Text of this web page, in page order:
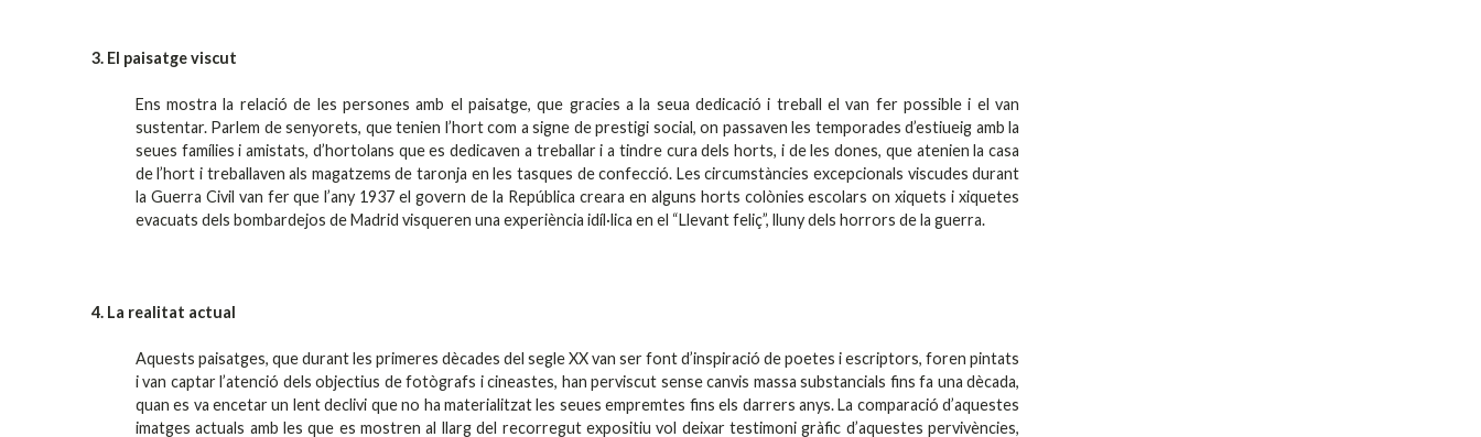
3. El paisatge viscut
Ens mostra la relació de les persones amb el paisatge, que gracies a la seua dedicació i treball el van fer possible i el van
sustentar. Parlem de senyorets, que tenien l’hort com a signe de prestigi social, on passaven les temporades d’estiueig amb la
seues famílies i amistats, d’hortolans que es dedicaven a treballar i a tindre cura dels horts, i de les dones, que atenien la casa
de l’hort i treballaven als magatzems de taronja en les tasques de confecció. Les circumstàncies excepcionals viscudes durant
la Guerra Civil van fer que l’any 1937 el govern de la República creara en alguns horts colònies escolars on xiquets i xiquetes
evacuats dels bombardejos de Madrid visqueren una experiència idíl·lica en el “Llevant feliç”, lluny dels horrors de la guerra.
4. La realitat actual
Aquests paisatges, que durant les primeres dècades del segle XX van ser font d’inspiració de poetes i escriptors, foren pintats
i van captar l’atenció dels objectius de fotògrafs i cineastes, han perviscut sense canvis massa substancials fins fa una dècada,
quan es va encetar un lent declivi que no ha materialitzat les seues empremtes fins els darrers anys. La comparació d’aquestes
imatges actuals amb les que es mostren al llarg del recorregut expositiu vol deixar testimoni gràfic d’aquestes pervivències,